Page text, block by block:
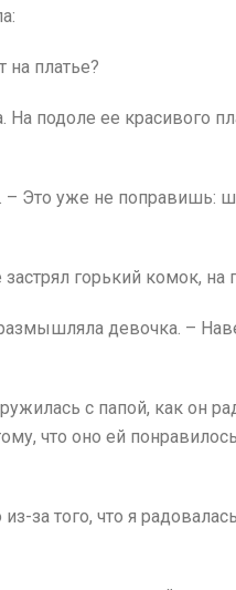
на платье?
подоле ее красивого
– Это уже не
горький комок, на
девочка. –
с папой, как он
что оно ей
за того, что я